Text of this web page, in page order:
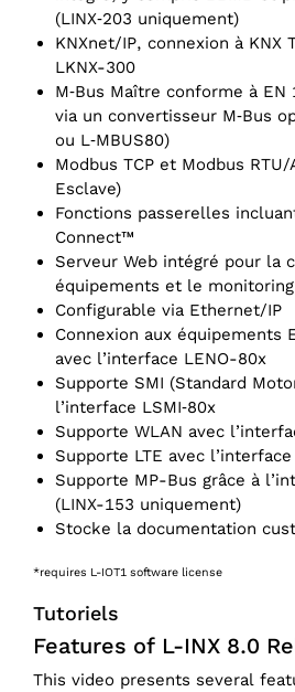
(LINX‑203 uniquement)
KNXnet/‌IP, connexion à KNX
LKNX-300
M‑Bus Maître conforme à
via un convertisseur M‑Bus
ou L‑MBUS80)
Modbus TCP et Modbus RTU/
Esclave)
Fonctions passerelles
Connect™
Serveur Web intégré pour la
équipements et le
Configurable via Ethernet/‌IP
Connexion aux équipements
avec l’interface LENO-80x
Supporte SMI (Standard
l’interface LSMI‑80x
Supporte WLAN avec
Supporte LTE avec l’interface
Supporte MP-Bus grâce à
(LINX-153 uniquement)
Stocke la documentation
*requires L-IOT1 software license
Tutoriels
Features of L-INX 8.0
This video presents several